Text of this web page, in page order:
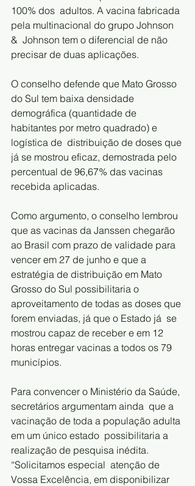
100% dos  adultos. A vacina fabricada
pela multinacional do grupo Johnson
&  Johnson tem o diferencial de não
precisar de duas aplicações.
O conselho defende que Mato Grosso
do Sul tem baixa densidade
demográfica (quantidade de
habitantes por metro quadrado) e
logística de  distribuição de doses que
já se mostrou eficaz, demostrada pelo
percentual de 96,67% das vacinas
recebida aplicadas.
Como argumento, o conselho lembrou
que as vacinas da Janssen chegarão
ao Brasil com prazo de validade para
vencer em 27 de junho e que a
estratégia de distribuição em Mato
Grosso do Sul possibilitaria o
aproveitamento de todas as doses que
forem enviadas, já que o Estado já  se
mostrou capaz de receber e em 12
horas entregar vacinas a todos os 79
municípios.
Para convencer o Ministério da Saúde,
secretários argumentam ainda  que a
vacinação de toda a população adulta
em um único estado  possibilitaria a
realização de pesquisa inédita.
“Solicitamos especial  atenção de
Vossa Excelência, em disponibilizar